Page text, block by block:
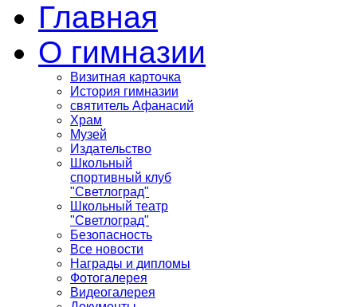
Главная
О гимназии
Визитная карточка
История гимназии
святитель Афанасий
Храм
Музей
Издательство
Школьный
спортивный клуб
"Светлоград"
Школьный театр
"Светлоград"
Безопасность
Все новости
Награды и дипломы
Фотогалерея
Видеогалерея